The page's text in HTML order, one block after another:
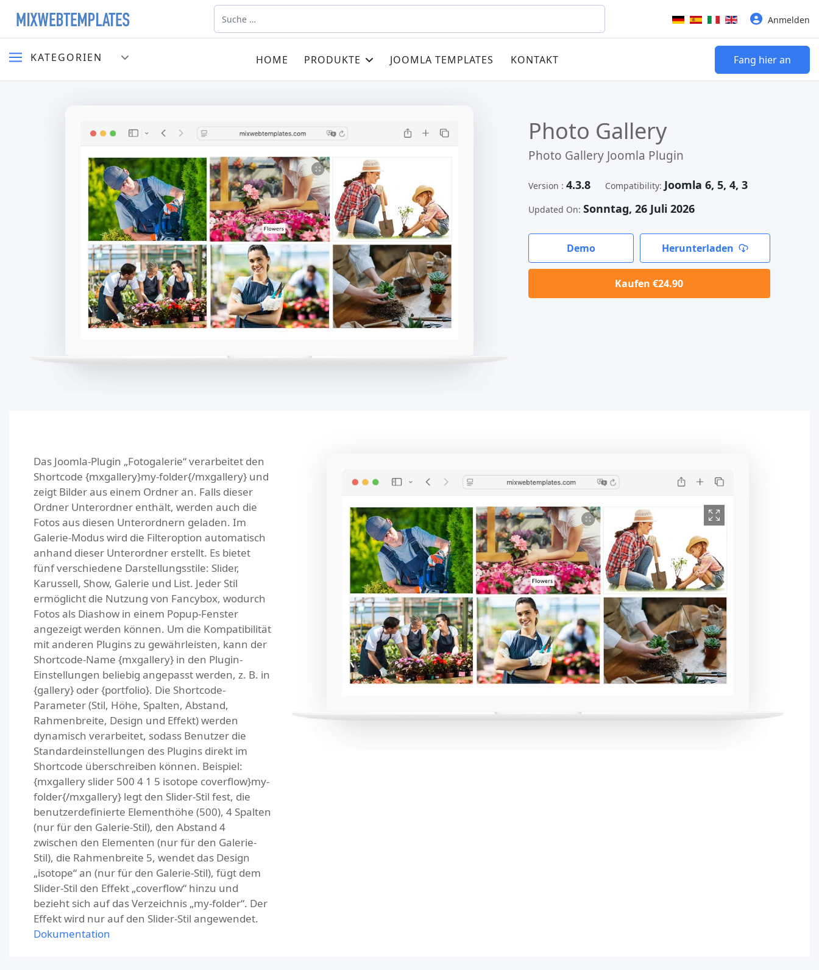
Suchen
Sprache auswählen Anmelden
KATEGORIEN HOME PRODUKTE JOOMLA TEMPLATES KONTAKT Fang hier an
Photo Gallery
Photo Gallery Joomla Plugin
Version : 4.3.8 Compatibility: Joomla 6, 5, 4, 3
Updated On: Sonntag, 26 Juli 2026
Demo Herunterladen
Kaufen €24.90
Das Joomla-Plugin „Fotogalerie“ verarbeitet den
Shortcode {mxgallery}my-folder{/mxgallery} und
zeigt Bilder aus einem Ordner an. Falls dieser
Ordner Unterordner enthält, werden auch die
Fotos aus diesen Unterordnern geladen. Im
Galerie-Modus wird die Filteroption automatisch
anhand dieser Unterordner erstellt. Es bietet
fünf verschiedene Darstellungsstile: Slider,
Karussell, Show, Galerie und List. Jeder Stil
ermöglicht die Nutzung von Fancybox, wodurch
Fotos als Diashow in einem Popup-Fenster
angezeigt werden können. Um die Kompatibilität
mit anderen Plugins zu gewährleisten, kann der
Shortcode-Name {mxgallery} in den Plugin-
Einstellungen beliebig angepasst werden, z. B. in
{gallery} oder {portfolio}. Die Shortcode-
Parameter (Stil, Höhe, Spalten, Abstand,
Rahmenbreite, Design und Effekt) werden
dynamisch verarbeitet, sodass Benutzer die
Standardeinstellungen des Plugins direkt im
Shortcode überschreiben können. Beispiel:
{mxgallery slider 500 4 1 5 isotope coverflow}my-
folder{/mxgallery} legt den Slider-Stil fest, die
benutzerdefinierte Elementhöhe (500), 4 Spalten
(nur für den Galerie-Stil), den Abstand 4
zwischen den Elementen (nur für den Galerie-
Stil), die Rahmenbreite 5, wendet das Design
„isotope“ an (nur für den Galerie-Stil), fügt dem
Slider-Stil den Effekt „coverflow“ hinzu und
bezieht sich auf das Verzeichnis „my-folder“. Der
Effekt wird nur auf den Slider-Stil angewendet.
Dokumentation